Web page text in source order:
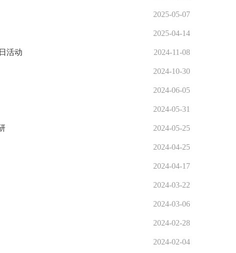
题调研，市政协副秘书长王文生，市政协人资环委主任高峡参加
2025-05-07
。市政协党组成员、副主席徐岩，市政协副秘书长王文生出席。
2025-04-14
监督调研。市政协副秘书长王文生，市政协人资环委、市城管局
2024-11-08
活动
部分人资环委委员和机关党员同志赴安庆石化开展主题党日活动
2024-10-30
平建设生态文明典范城市等开展考察调研。市政协党组书记、主
2024-06-05
理厂尾水深度处理”调研。市政协人资环委主任高峡陪同。 此次
2024-05-31
活动，围绕“充分发挥长江岸线资源优势，大力发展临水临港产
2024-05-25
队，赴安庆经开区、宿松县、望江县开展“充分发挥长江岸线资
2024-04-25
合治理”工作。市政协党组成员、副主席徐岩，市政协副秘书长王
2024-04-17
并召开座谈会，市政协副秘书长王文生参加。 徐岩一行先后前往
2024-03-22
义务植树活动。市政协党组成员、副主席徐岩出席活动，市政协
2024-03-06
”调研活动。市人大常委会副主任、潜山市委书记梅耐雪，市人
2024-02-28
·为企优环境”活动。市政协副秘书长王文生，市政协人资环委
2024-02-04